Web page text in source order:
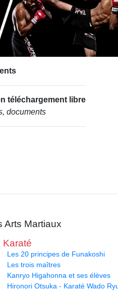
téléchargement libre
documents
Arts Martiaux
Karaté
Les 20 principes de Funakoshi
Les trois maîtres
Kanryo Higahonna et ses élèves
Hironori Otsuka - Karaté Wado